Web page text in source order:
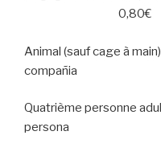
0,80€
Animal (sauf cage à
Quatrième personne
persona